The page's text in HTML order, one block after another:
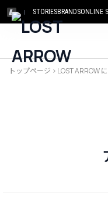
STORIESBRANDSONLINE
トップページ > LOST ARROW